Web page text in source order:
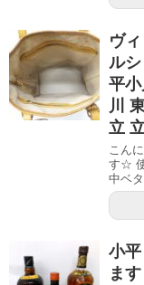
ヴ
ル
平
川
立
こん
す☆
中ベ
小
ま